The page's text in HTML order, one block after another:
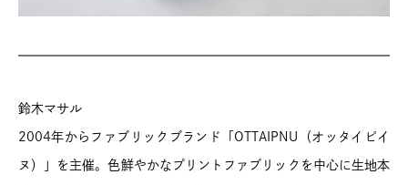
鈴木マサル
2004年からファブリックブランド「OTTAIPNU（オッタイピイ
ヌ）」を主催。色鮮やかなプリントファブリックを中心に生地本